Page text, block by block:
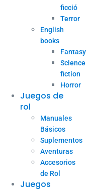
ficció
Terror
English
books
Fantasy
Science
fiction
Horror
Juegos de
rol
Manuales
Básicos
Suplementos
Aventuras
Accesorios
de Rol
Juegos